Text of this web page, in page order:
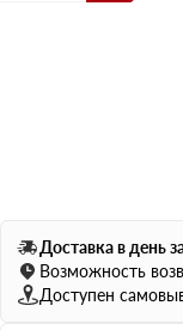
75 мм
100 мм
Доставка в день
Возможность
Доступен